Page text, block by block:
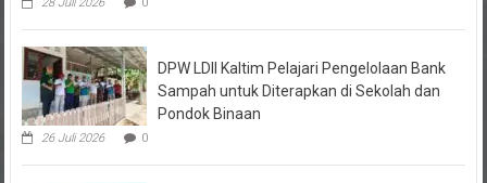
Sampah untuk Diterapkan di Sekolah dan
Pondok Binaan
26 Juli 2026 0